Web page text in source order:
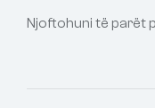
Njoftohuni të parët